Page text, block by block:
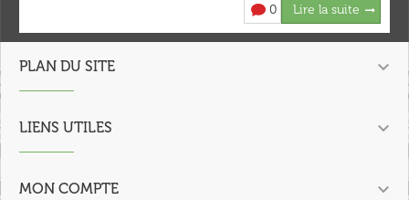
0 Lire la suite
PLAN DU SITE 
LIENS UTILES 
MON COMPTE 